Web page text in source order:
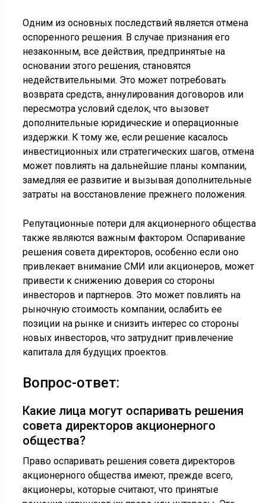
Одним из основных последствий является отмена
оспоренного решения. В случае признания его
незаконным, все действия, предпринятые на
основании этого решения, становятся
недействительными. Это может потребовать
возврата средств, аннулирования договоров или
пересмотра условий сделок, что вызовет
дополнительные юридические и операционные
издержки. К тому же, если решение касалось
инвестиционных или стратегических шагов, отмена
может повлиять на дальнейшие планы компании,
замедляя ее развитие и вызывая дополнительные
затраты на восстановление прежнего положения.
Репутационные потери для акционерного общества
также являются важным фактором. Оспаривание
решения совета директоров, особенно если оно
привлекает внимание СМИ или акционеров, может
привести к снижению доверия со стороны
инвесторов и партнеров. Это может повлиять на
рыночную стоимость компании, ослабить ее
позиции на рынке и снизить интерес со стороны
новых инвесторов, что затруднит привлечение
капитала для будущих проектов.
Вопрос-ответ:
Какие лица могут оспаривать решения
совета директоров акционерного
общества?
Право оспаривать решения совета директоров
акционерного общества имеют, прежде всего,
акционеры, которые считают, что принятые